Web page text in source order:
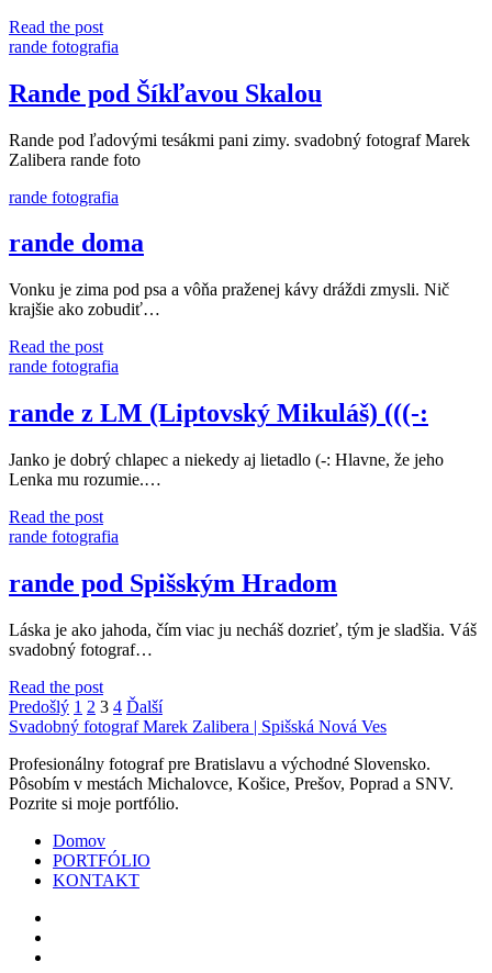
Read the postrande
v
rande fotografia
Rande pod Šíkľavou Skalou
Rande pod ľadovými tesákmi pani zimy. svadobný fotograf Marek
Zalibera rande foto
rande fotografia
rande doma
Vonku je zima pod psa a vôňa praženej kávy dráždi zmysli. Nič
krajšie ako zobudiť…
Read the postrande
doma
rande fotografia
rande z LM (Liptovský Mikuláš) (((-:
Janko je dobrý chlapec a niekedy aj lietadlo (-: Hlavne, že jeho
Lenka mu rozumie.…
Read the postrande
z
(Liptovský
Mikuláš)
rande fotografia
rande pod Spišským Hradom
Láska je ako jahoda, čím viac ju necháš dozrieť, tým je sladšia. Váš
svadobný fotograf…
Read the postrande
pod
Spišským
Stránkovanie
príspevkov
Predošlý 1 2 3 4 Ďalší
Svadobný fotograf Marek Zalibera | Spišská Nová Ves
Profesionálny fotograf pre Bratislavu a východné Slovensko.
Pôsobím v mestách Michalovce, Košice, Prešov, Poprad a SNV.
Pozrite si moje portfólio.
Domov
PORTFÓLIO
KONTAKT